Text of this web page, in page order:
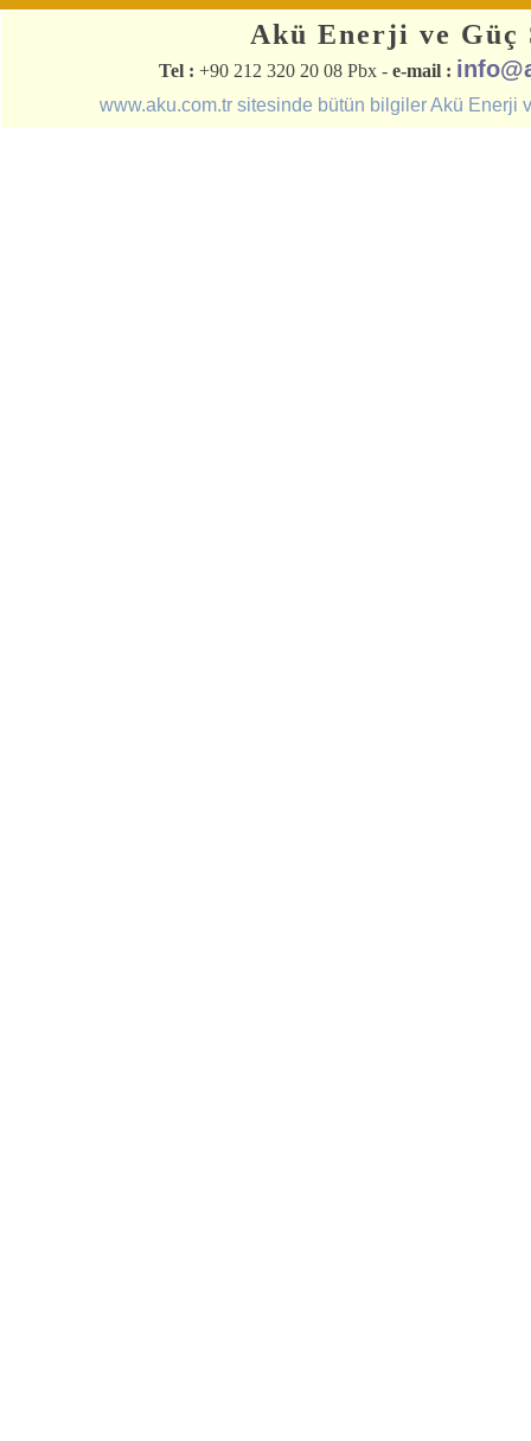
Akü Enerji ve
Tel : +90 212 320 20 08 Pbx - e-mail :
www.aku.com.tr sitesinde bütün bilgiler Akü Enerji